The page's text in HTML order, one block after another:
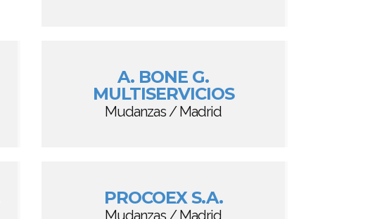
A. BONE G.
MULTISERVICIOS
Mudanzas / Madrid
PROCOEX S.A.
Mudanzas / Madrid